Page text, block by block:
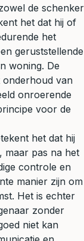
de schenker
het dat hij of
het
geruststellende
woning. De
van
onroerende
voor de
het dat hij
maar pas na het
controle en
manier zijn om
Het is echter
zonder
niet kan